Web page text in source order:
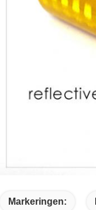
Markeringen: